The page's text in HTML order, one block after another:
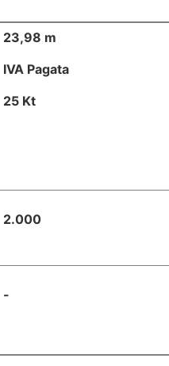
23,98 m
IVA Pagata
25 Kt
2.000
-